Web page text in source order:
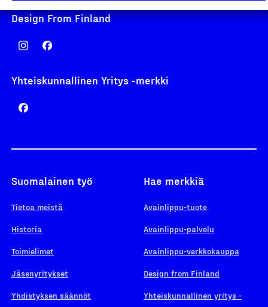
Design From Finland
Yhteiskunnallinen Yritys -merkki
Suomalainen työ
Tietoa meistä
Historia
Toimielimet
Jäsenyritykset
Yhdistyksen säännöt
Hae merkkiä
Avainlippu-tuote
Avainlippu-palvelu
Avainlippu-verkkokauppa
Design from Finland
Yhteiskunnallinen yritys -